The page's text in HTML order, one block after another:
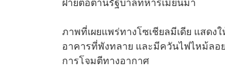
ภาพที่เผยแพร่ทางโซเชียลมีเดีย แสด
อาคารที่พังทลาย และมีควันไฟไหม้ลอ
การโจมตีทางอากาศ